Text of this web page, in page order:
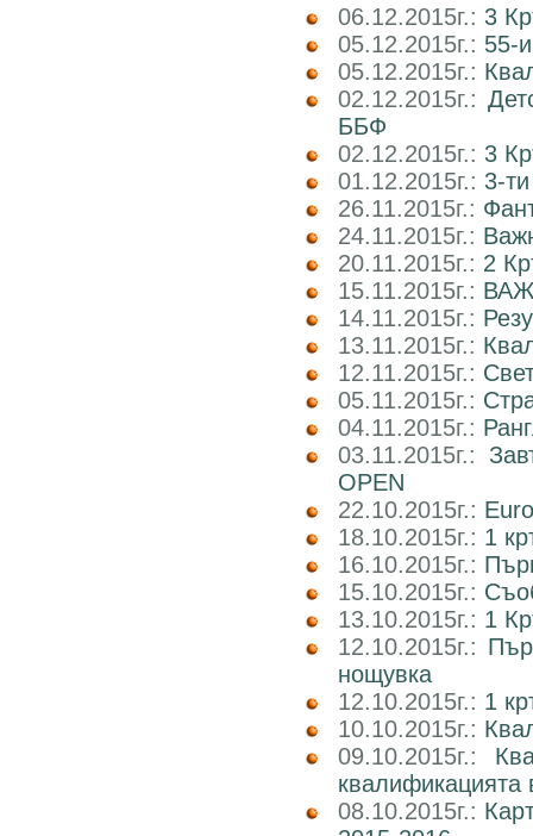
06.12.2015г.: 3
05.12.2015г.: 55-
05.12.2015г.:
02.12.2015г.:
ББФ
02.12.2015г.: 3
01.12.2015г.: 3-
26.11.2015г.:
24.11.2015г.:
20.11.2015г.: 2
15.11.2015г.:
14.11.2015г.:
13.11.2015г.:
12.11.2015г.:
05.11.2015г.:
04.11.2015г.:
03.11.2015г.:
OPEN
22.10.2015г.:
18.10.2015г.: 1
16.10.2015г.:
15.10.2015г.:
13.10.2015г.: 1
12.10.2015г.:
нощувка
12.10.2015г.: 1
10.10.2015г.:
09.10.2015г.:
квалификацията
08.10.2015г.: